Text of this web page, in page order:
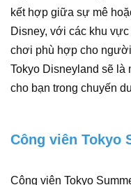
kết hợp giữa sự mê
Disney, với các khu
chơi phù hợp cho
Tokyo Disneyland sẽ là
cho bạn trong chuyến
Công viên Tokyo
Công viên Tokyo